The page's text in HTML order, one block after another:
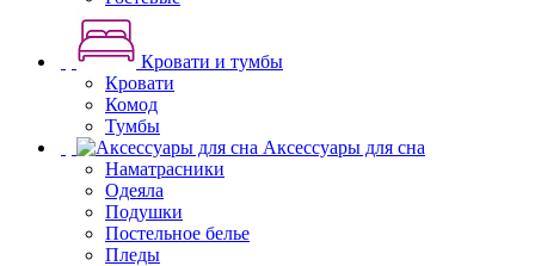
Кровати и тумбы
Кровати
Комод
Тумбы
Аксессуары для сна
Наматрасники
Одеяла
Подушки
Постельное белье
Пледы